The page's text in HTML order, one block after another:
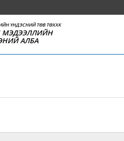
ҮНДЭСНИЙ ТӨВ ТӨХХК
МЭДЭЭЛЛИЙН
АЛБА